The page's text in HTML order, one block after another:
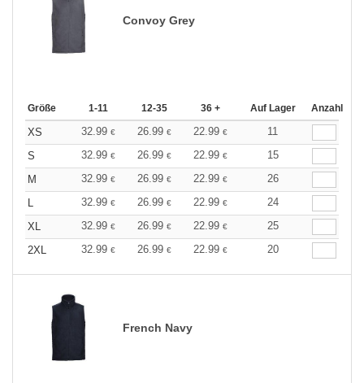
Convoy Grey
Größe 1-11 12-35 36 + Auf Lager Anzahl
XS 32.99 € 26.99 € 22.99 €
11
S
32.99 € 26.99 € 22.99 €
15
M
32.99 € 26.99 € 22.99 €
26
L
32.99 € 26.99 € 22.99 €
24
XL
32.99 € 26.99 € 22.99 €
25
2XL
32.99 € 26.99 € 22.99 € 20
French Navy